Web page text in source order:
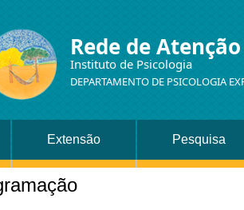
Rede de
Instituto de Psicologia
DEPARTAMENTO DE PSICOLOGIA
Extensão Pesquisa